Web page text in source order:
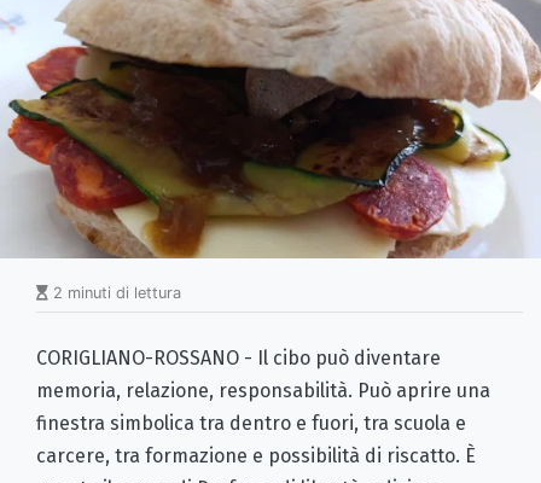
2 minuti di lettura
CORIGLIANO-ROSSANO - Il cibo può diventare
memoria, relazione, responsabilità. Può aprire una
finestra simbolica tra dentro e fuori, tra scuola e
carcere, tra formazione e possibilità di riscatto. È